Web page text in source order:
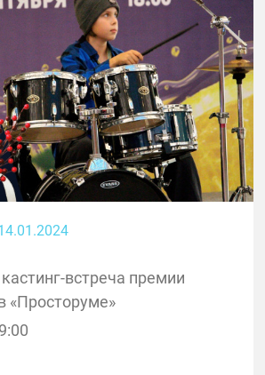
встреча премии
«Просторуме»